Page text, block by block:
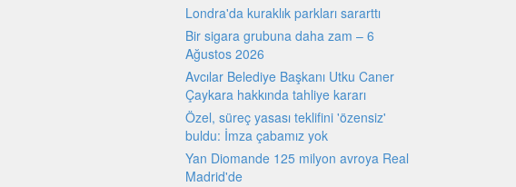
Londra'da kuraklık parkları sararttı
Bir sigara grubuna daha zam – 6
Ağustos 2026
Avcılar Belediye Başkanı Utku Caner
Çaykara hakkında tahliye kararı
Özel, süreç yasası teklifini 'özensiz'
buldu: İmza çabamız yok
Yan Diomande 125 milyon avroya Real
Madrid'de